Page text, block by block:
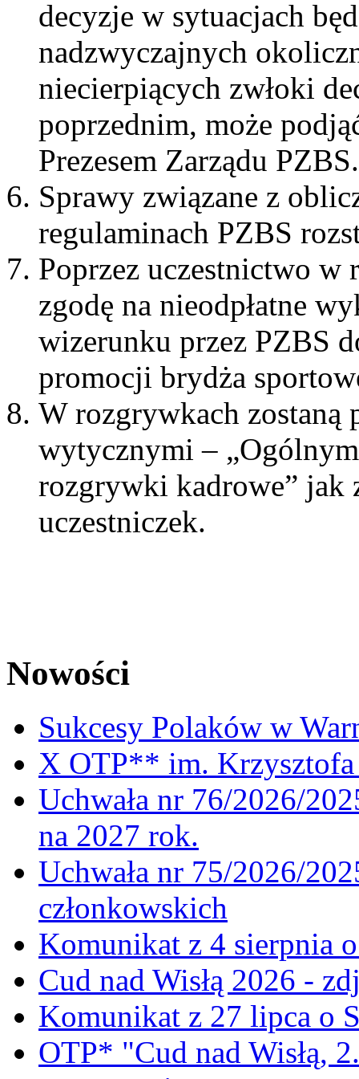
decyzje w sytuacjach
nadzwyczajnych
niecierpiących zwłoki
poprzednim, może
Prezesem Zarządu PZBS.
Sprawy związane z
regulaminach PZBS
Poprzez uczestnictwo
zgodę na nieodpłatne
wizerunku przez PZBS
promocji brydża
W rozgrywkach zostaną
wytycznymi –
rozgrywki kadrowe” jak
uczestniczek.
Nowości
Sukcesy Polaków w
X OTP** im. Krzysztofa
Uchwała nr 76/2026/
na 2027 rok.
Uchwała nr 75/2026/
członkowskich
Komunikat z 4 sierpnia
Cud nad Wisłą 2026 -
Komunikat z 27 lipca o
OTP* "Cud nad Wisłą,